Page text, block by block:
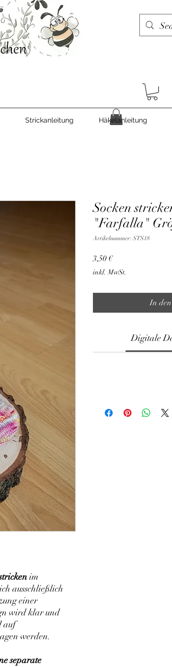
Strickanleitung Häkelanleitung
im
ausschließlich
einer
wird klar und
auf
werden.
separate
Socken
"Farfalla"
Artikelnummer: STS18
3,50 €Preis
inkl. MwSt.
In
Digitale